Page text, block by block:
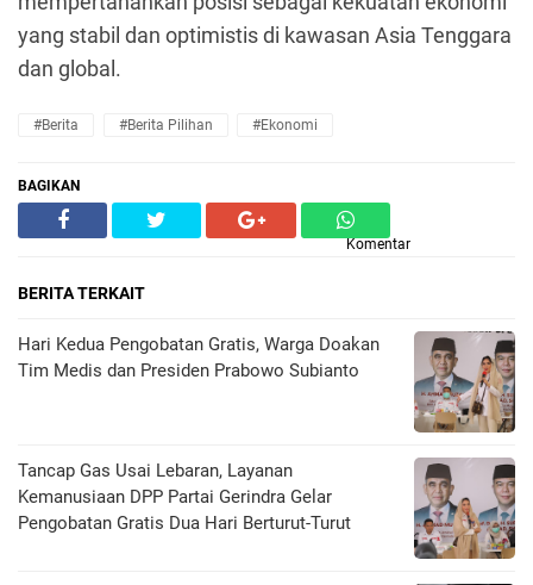
yang stabil dan optimistis di kawasan Asia Tenggara
dan global.
#Berita #Berita Pilihan #Ekonomi
BAGIKAN
Komentar
BERITA TERKAIT
Hari Kedua Pengobatan Gratis, Warga Doakan
Tim Medis dan Presiden Prabowo Subianto
Tancap Gas Usai Lebaran, Layanan
Kemanusiaan DPP Partai Gerindra Gelar
Pengobatan Gratis Dua Hari Berturut-Turut